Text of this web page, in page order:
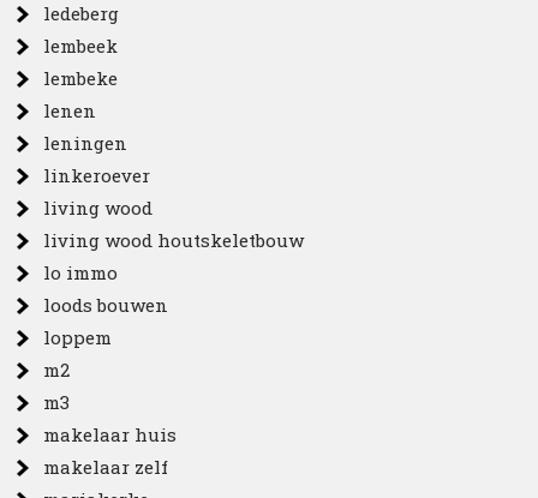
ledeberg
lembeek
lembeke
lenen
leningen
linkeroever
living wood
living wood houtskeletbouw
lo immo
loods bouwen
loppem
m2
m3
makelaar huis
makelaar zelf